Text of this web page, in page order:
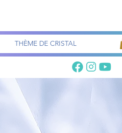
THÈME DE CRISTAL